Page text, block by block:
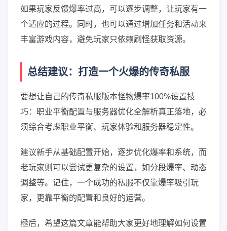
如果玩家反馈爆率过高，可以逐步调整，让玩家有一
个适应的过程。同时，也可以通过增加任务和活动来
丰富游戏内容，避免玩家只依赖刷怪获取资源。
总结建议：打造一个火爆的传奇私服
要想让自己的传奇私服版本怪物爆率100%设置技
巧：职业平衡配置与服务器优化全解析真正落地，必
须综合考虑职业平衡、玩家体验和服务器稳定性。
建议新手从基础配置开始，逐步优化爆率和系统，而
老玩家则可以尝试更复杂的设置，如分段爆率、动态
调整等。记住，一个成功的私服不仅靠爆率吸引玩
家，更靠平衡的配置和良好的运营。
極后，希望这篇文章能帮助大家更好地理解如何设置